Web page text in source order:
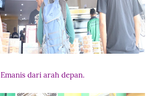
Emanis dari arah depan.